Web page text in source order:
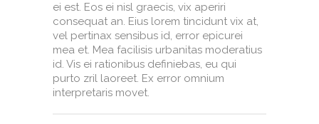
ei est. Eos ei nisl graecis, vix aperiri
consequat an. Eius lorem tincidunt vix at,
vel pertinax sensibus id, error epicurei
mea et. Mea facilisis urbanitas moderatius
id. Vis ei rationibus definiebas, eu qui
purto zril laoreet. Ex error omnium
interpretaris movet.